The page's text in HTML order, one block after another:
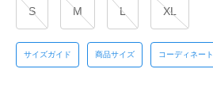
S M L XL
サイズガイド 商品サイズ コーディネート